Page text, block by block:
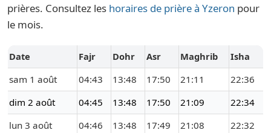
prières. Consultez les horaires de prière à Yzeron pour
le mois.
Date Fajr Dohr Asr Maghrib
Isha
sam 1 août
04:43 13:48 17:50 21:11
22:36
dim 2 août
04:45 13:48 17:50 21:09
22:34
lun 3 août
04:46 13:48 17:49 21:08 22:32